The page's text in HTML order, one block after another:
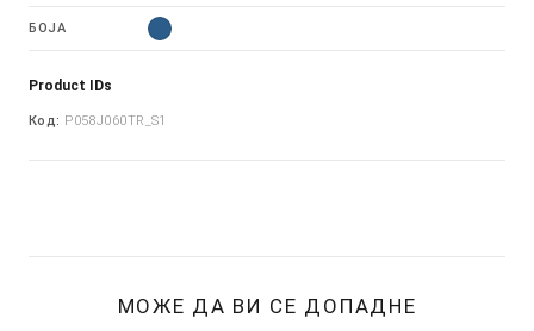
БОЈА
Product IDs
Код: P058J060TR_S1
МОЖЕ ДА ВИ СЕ ДОПАДНЕ